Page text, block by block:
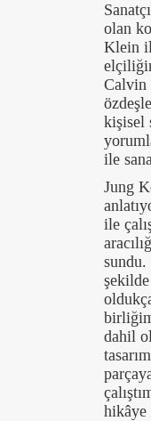
olan
Klein
Calvin
kişisel
ile
Jung
ile
sundu.
dahil
hikâye